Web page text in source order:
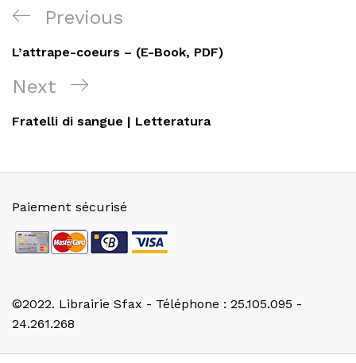
Navigation
de
l’article
Previous
Post
Previous
L’attrape-coeurs – (E-Book, PDF)
Next
Post
Next
Fratelli di sangue | Letteratura
©2022. Librairie Sfax - Téléphone : 25.105.095 -
24.261.268
Paiement sécurisé